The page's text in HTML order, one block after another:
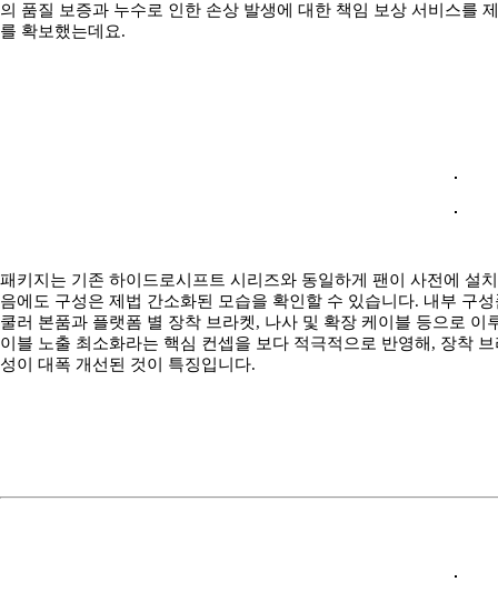
의 품질 보증과 누수로 인한 손상 발생에 대한 책임 보상 서비스를
를 확보했는데요.
패키지는 기존 하이드로시프트 시리즈와 동일하게 팬이 사전에 설
음에도 구성은 제법 간소화된 모습을 확인할 수 있습니다. 내부 구
쿨러 본품과 플랫폼 별 장착 브라켓, 나사 및 확장 케이블 등으로
이블 노출 최소화라는 핵심 컨셉을 보다 적극적으로 반영해, 장착
성이 대폭 개선된 것이 특징입니다.